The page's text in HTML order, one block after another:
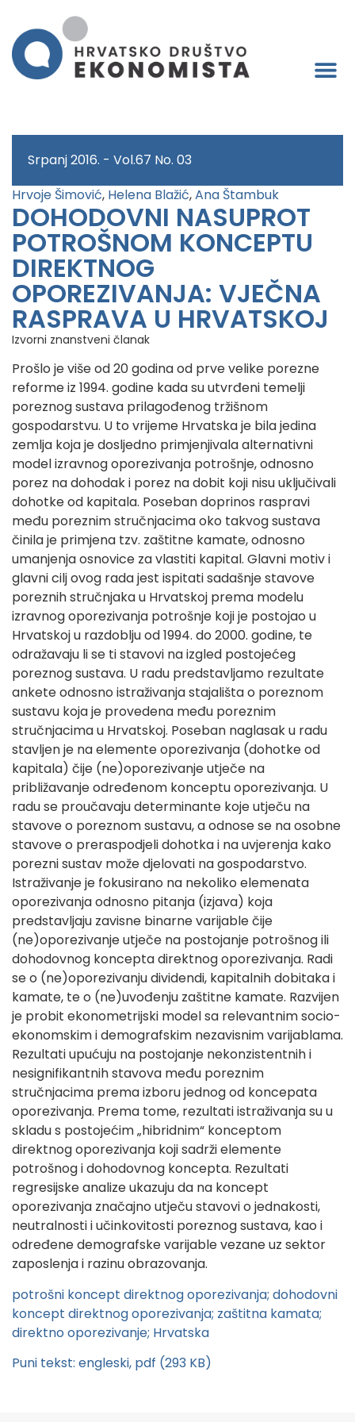
Srpanj 2016. - Vol.67 No. 03
Hrvoje Šimović, Helena Blažić,Ana Štambuk
DOHODOVNI NASUPROT
POTROŠNOM KONCEPTU
DIREKTNOG
OPOREZIVANJA: VJEČNA
RASPRAVA U HRVATSKOJ
Izvorni znanstveni članak
Prošlo je više od 20 godina od prve velike porezne
reforme iz 1994. godine kada su utvrđeni temelji
poreznog sustava prilagođenog tržišnom
gospodarstvu. U to vrijeme Hrvatska je bila jedina
zemlja koja je dosljedno primjenjivala alternativni
model izravnog oporezivanja potrošnje, odnosno
porez na dohodak i porez na dobit koji nisu uključivali
dohotke od kapitala. Poseban doprinos raspravi
među poreznim stručnjacima oko takvog sustava
činila je primjena tzv. zaštitne kamate, odnosno
umanjenja osnovice za vlastiti kapital. Glavni motiv i
glavni cilj ovog rada jest ispitati sadašnje stavove
poreznih stručnjaka u Hrvatskoj prema modelu
izravnog oporezivanja potrošnje koji je postojao u
Hrvatskoj u razdoblju od 1994. do 2000. godine, te
odražavaju li se ti stavovi na izgled postojećeg
poreznog sustava. U radu predstavljamo rezultate
ankete odnosno istraživanja stajališta o poreznom
sustavu koja je provedena među poreznim
stručnjacima u Hrvatskoj. Poseban naglasak u radu
stavljen je na elemente oporezivanja (dohotke od
kapitala) čije (ne)oporezivanje utječe na
približavanje određenom konceptu oporezivanja. U
radu se proučavaju determinante koje utječu na
stavove o poreznom sustavu, a odnose se na osobne
stavove o preraspodjeli dohotka i na uvjerenja kako
porezni sustav može djelovati na gospodarstvo.
Istraživanje je fokusirano na nekoliko elemenata
oporezivanja odnosno pitanja (izjava) koja
predstavljaju zavisne binarne varijable čije
(ne)oporezivanje utječe na postojanje potrošnog ili
dohodovnog koncepta direktnog oporezivanja. Radi
se o (ne)oporezivanju dividendi, kapitalnih dobitaka i
kamate, te o (ne)uvođenju zaštitne kamate. Razvijen
je probit ekonometrijski model sa relevantnim socio-
ekonomskim i demografskim nezavisnim varijablama.
Rezultati upućuju na postojanje nekonzistentnih i
nesignifikantnih stavova među poreznim
stručnjacima prema izboru jednog od koncepata
oporezivanja. Prema tome, rezultati istraživanja su u
skladu s postojećim „hibridnim“ konceptom
direktnog oporezivanja koji sadrži elemente
potrošnog i dohodovnog koncepta. Rezultati
regresijske analize ukazuju da na koncept
oporezivanja značajno utječu stavovi o jednakosti,
neutralnosti i učinkovitosti poreznog sustava, kao i
određene demografske varijable vezane uz sektor
zaposlenja i razinu obrazovanja.
potrošni koncept direktnog oporezivanja; dohodovni
koncept direktnog oporezivanja; zaštitna kamata;
direktno oporezivanje; Hrvatska
Puni tekst: engleski, pdf (293 KB)